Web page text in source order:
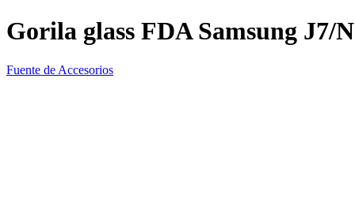
Gorila glass FDA Samsung J7/
Fuente de Accesorios